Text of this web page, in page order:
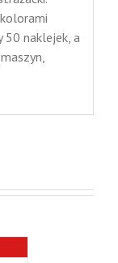
50 naklejek, a